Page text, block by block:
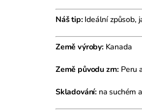
Náš tip:Ideální způsob,
Země výroby:Kanada
Země původu zrn: Peru
Skladování: na suchém